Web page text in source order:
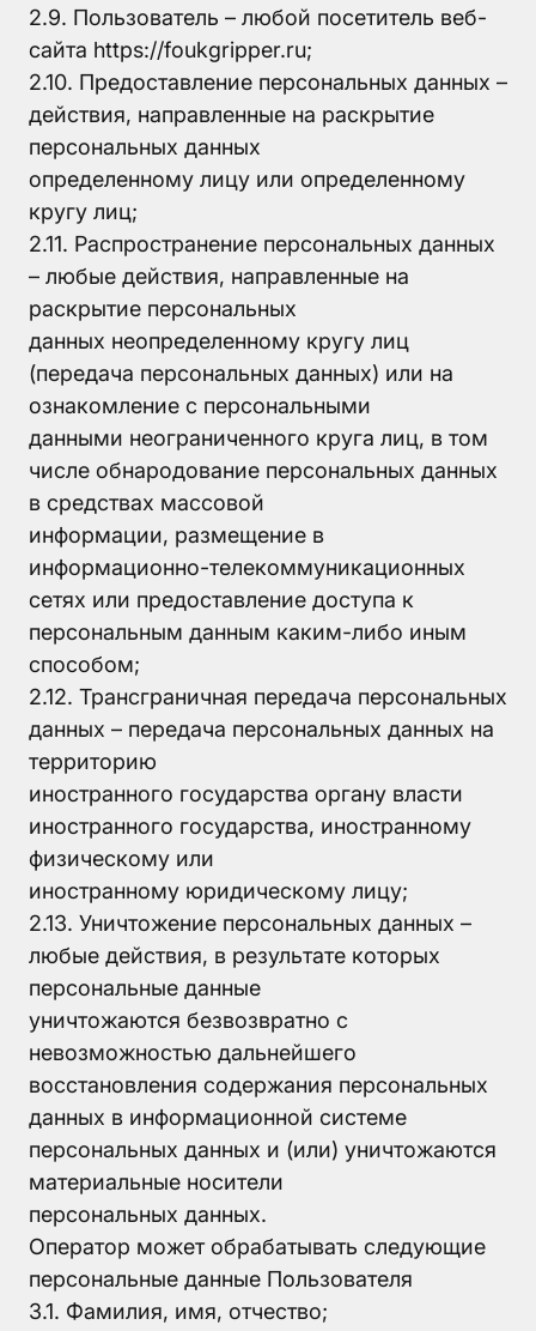
2.9. Пользователь – любой посетитель веб-
сайта https://foukgripper.ru;
2.10. Предоставление персональных данных –
действия, направленные на раскрытие
персональных данных
определенному лицу или определенному
кругу лиц;
2.11. Распространение персональных данных
– любые действия, направленные на
раскрытие персональных
данных неопределенному кругу лиц
(передача персональных данных) или на
ознакомление с персональными
данными неограниченного круга лиц, в том
числе обнародование персональных данных
в средствах массовой
информации, размещение в
информационно-телекоммуникационных
сетях или предоставление доступа к
персональным данным каким-либо иным
способом;
2.12. Трансграничная передача персональных
данных – передача персональных данных на
территорию
иностранного государства органу власти
иностранного государства, иностранному
физическому или
иностранному юридическому лицу;
2.13. Уничтожение персональных данных –
любые действия, в результате которых
персональные данные
уничтожаются безвозвратно с
невозможностью дальнейшего
восстановления содержания персональных
данных в информационной системе
персональных данных и (или) уничтожаются
материальные носители
персональных данных.
Оператор может обрабатывать следующие
персональные данные Пользователя
3.1. Фамилия, имя, отчество;